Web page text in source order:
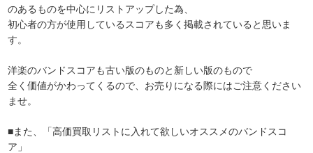
のあるものを中心にリストアップした為、
初心者の方が使用しているスコアも多く掲載されていると思いま
す。
洋楽のバンドスコアも古い版のものと新しい版のもので
全く価値がかわってくるので、お売りになる際にはご注意ください
ませ。
■また、「高価買取リストに入れて欲しいオススメのバンドスコ
ア」